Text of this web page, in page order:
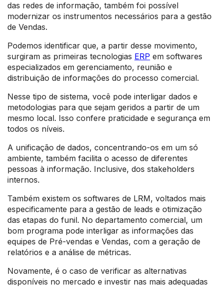
das redes de informação, também foi possível
modernizar os instrumentos necessários para a gestão
de Vendas.
Podemos identificar que, a partir desse movimento,
surgiram as primeiras tecnologias ERP em softwares
especializados em gerenciamento, reunião e
distribuição de informações do processo comercial.
Nesse tipo de sistema, você pode interligar dados e
metodologias para que sejam geridos a partir de um
mesmo local. Isso confere praticidade e segurança em
todos os níveis.
A unificação de dados, concentrando-os em um só
ambiente, também facilita o acesso de diferentes
pessoas à informação. Inclusive, dos stakeholders
internos.
Também existem os softwares de LRM, voltados mais
especificamente para a gestão de leads e otimização
das etapas do funil. No departamento comercial, um
bom programa pode interligar as informações das
equipes de Pré-vendas e Vendas, com a geração de
relatórios e a análise de métricas.
Novamente, é o caso de verificar as alternativas
disponíveis no mercado e investir nas mais adequadas